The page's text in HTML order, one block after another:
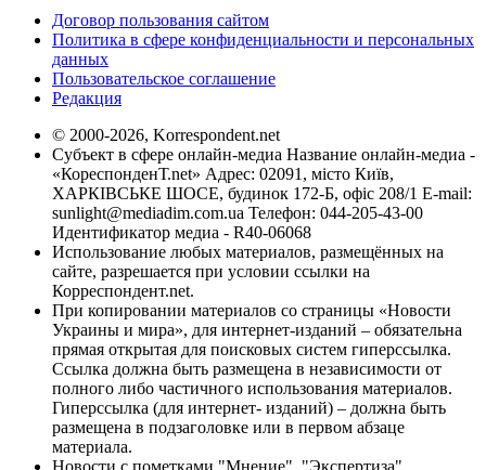
Договор пользования сайтом
Политика в сфере конфиденциальности и персональных
данных
Пользовательское соглашение
Редакция
© 2000-2026, Korrespondent.net
Субъект в сфере онлайн-медиа Название онлайн-медиа -
«КореспонденТ.net» Адрес: 02091, місто Київ,
ХАРКІВСЬКЕ ШОСЕ, будинок 172-Б, офіс 208/1 E-mail:
sunlight@mediadim.com.ua Телефон: 044-205-43-00
Идентификатор медиа - R40-06068
Использование любых материалов, размещённых на
сайте, разрешается при условии ссылки на
Корреспондент.net.
При копировании материалов со страницы «Новости
Украины и мира», для интернет-изданий – обязательна
прямая открытая для поисковых систем гиперссылка.
Ссылка должна быть размещена в независимости от
полного либо частичного использования материалов.
Гиперссылка (для интернет- изданий) – должна быть
размещена в подзаголовке или в первом абзаце
материала.